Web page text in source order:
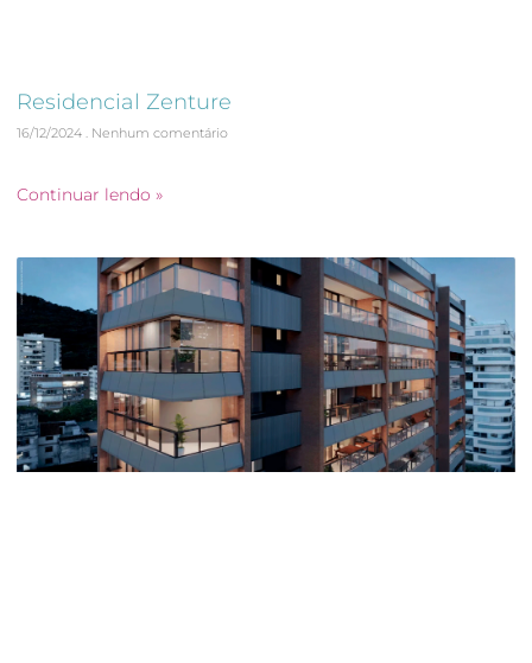
Residencial Zenture
16/12/2024 Nenhum comentário
Continuar lendo »